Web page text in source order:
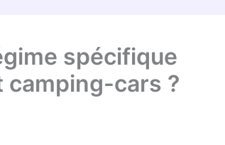
spécifique
camping-cars ?